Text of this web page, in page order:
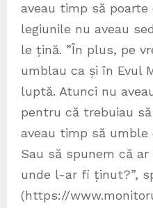
aveau timp să
legiunile nu aveau
le țină. ”În plus, pe
umblau ca și în Evul
luptă. Atunci nu
pentru că trebuiau
aveau timp să
Sau să spunem că
unde l-ar fi ținut?”,
(https://